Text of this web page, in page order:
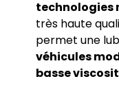
technologies
très haute
permet une
véhicules
basse